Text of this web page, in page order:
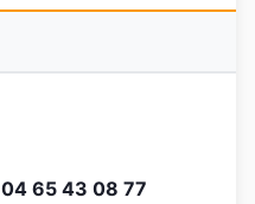
04 65 43 08 77